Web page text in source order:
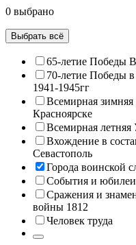
0 выбрано
Выбрать всё
65-летие Победы
70-летие Победы
1941-1945гг
Всемирная зимняя
Красноярске
Всемирная летняя
Вхождение в
Севастополь
Города воинской
События и юбилеи
Сражения и
войны 1812
Человек труда